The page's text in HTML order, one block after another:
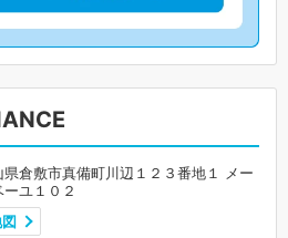
県倉敷市真備町川辺１２３番地１ メー
ーユ１０２